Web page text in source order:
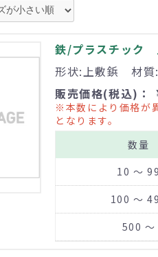
鉄/プラスチック
形状:上敷鋲 材質
販売価格(税込)：
※本数により価格が
となります。
数量
10 ～ 99
100 ～
500 ～